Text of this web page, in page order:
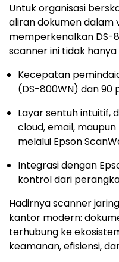
Untuk organisasi
aliran dokumen dalam
memperkenalkan DS-
scanner ini tidak
Kecepatan
(DS-800WN) dan 90
Layar sentuh intuitif,
cloud, email,
melalui Epson
Integrasi dengan
kontrol dari
Hadirnya scanner
kantor modern:
terhubung ke
keamanan, efisiensi,